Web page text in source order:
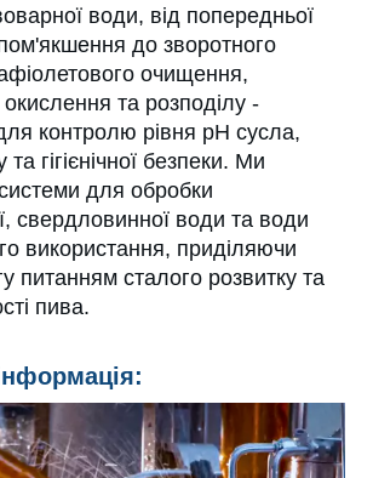
води, від попередньої
пом'якшення до зворотного
очищення,
та розподілу -
контролю рівня рН сусла,
гігієнічної безпеки. Ми
для обробки
свердловинної води та води
використання, приділяючи
питанням сталого розвитку та
пива.